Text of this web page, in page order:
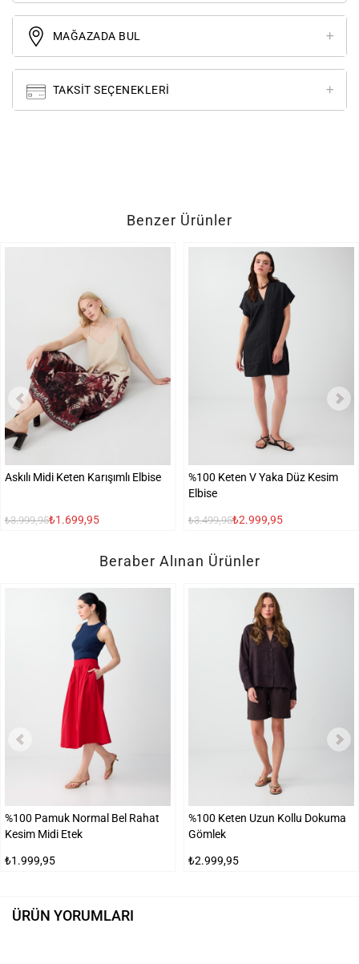
MAĞAZADA BUL
TAKSIT SEÇENEKLERI
Benzer Ürünler
Askılı Midi Keten Karışımlı Elbise
₺3.999,95₺1.699,95
%100 Keten V Yaka Düz Kesim
Elbise
₺3.499,95₺2.999,95
Beraber Alınan Ürünler
%100 Pamuk Normal Bel Rahat
Kesim Midi Etek
₺1.999,95
%100 Keten Uzun Kollu Dokuma
Gömlek
₺2.999,95
ÜRÜN YORUMLARI